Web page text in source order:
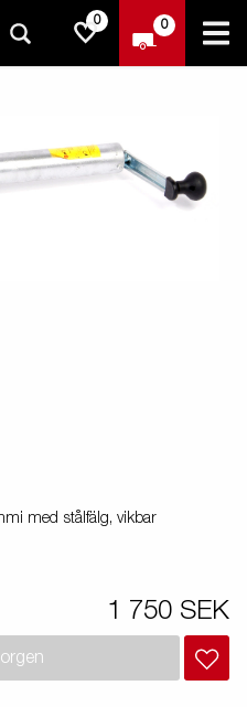
0 0
med stålfälg, vikbar
1 750 SEK